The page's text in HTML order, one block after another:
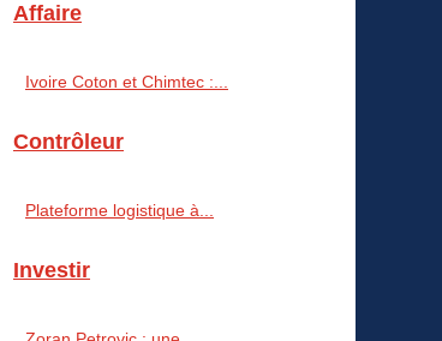
Affaire
Ivoire Coton et Chimtec :...
Contrôleur
Plateforme logistique à...
Investir